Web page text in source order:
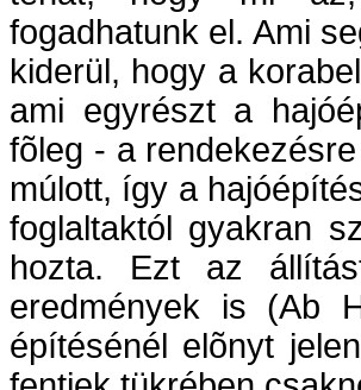
fogadhatunk el. Ami
kiderül, hogy a
ami egyrészt a
fõleg - a
múlott, így a
foglaltaktól gyakran
hozta. Ezt az
eredmények is (Ab
építésénél elõnyt